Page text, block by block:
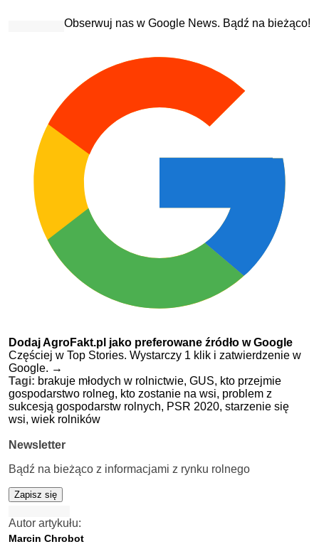
Obserwuj nas w Google News. Bądź na bieżąco!
Dodaj AgroFakt.pl jako preferowane źródło w Google
Częściej w Top Stories. Wystarczy 1 klik i zatwierdzenie w
Google. →
Tagi: brakuje młodych w rolnictwie, GUS, kto przejmie
gospodarstwo rolneg, kto zostanie na wsi, problem z
sukcesją gospodarstw rolnych, PSR 2020, starzenie się
wsi, wiek rolników
Newsletter
Bądź na bieżąco z informacjami z rynku rolnego
Zapisz się
Autor artykułu:
Marcin Chrobot